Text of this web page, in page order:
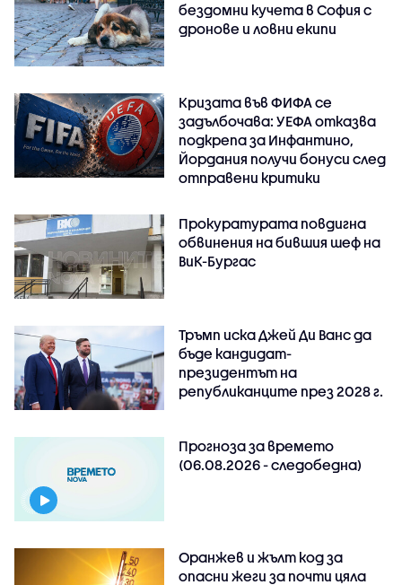
бездомни кучета в София с
дронове и ловни екипи
Кризата във ФИФА се
задълбочава: УЕФА отказва
подкрепа за Инфантино,
Йордания получи бонуси след
отправени критики
Прокуратурата повдигна
обвинения на бившия шеф на
ВиК-Бургас
Тръмп иска Джей Ди Ванс да
бъде кандидат-
президентът на
републиканците през 2028 г.
Прогноза за времето
(06.08.2026 - следобедна)
Оранжев и жълт код за
опасни жеги за почти цяла